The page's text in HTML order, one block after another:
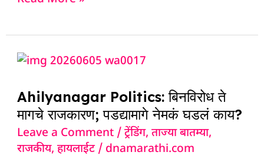
b
o
o
k
A
p
p
dI
n
d
s
ra
m
Ahilyanagar Politics: बिनविरोध ते
मागचे राजकारण; पडद्यामागे नेमकं घडलं काय?
Leave a Comment /ट्रेंडिंग,ताज्या बातम्या,
राजकीय,हायलाईट/ dnamarathi.com
Ahilyanagar
बिनविरोध
ते
मागचे
राजकारण;